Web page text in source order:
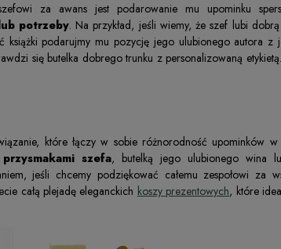
za awans jest podarowanie mu upominku
potrzeby. Na przykład, jeśli wiemy, że szef lubi
książki podarujmy mu pozycję jego ulubionego autora
się butelka dobrego trunku z personalizowaną
które łączy w sobie różnorodność upominków
szefa, butelką jego ulubionego wina
jeśli chcemy podziękować całemu zespołowi za
całą plejadę eleganckich koszy prezentowych, które